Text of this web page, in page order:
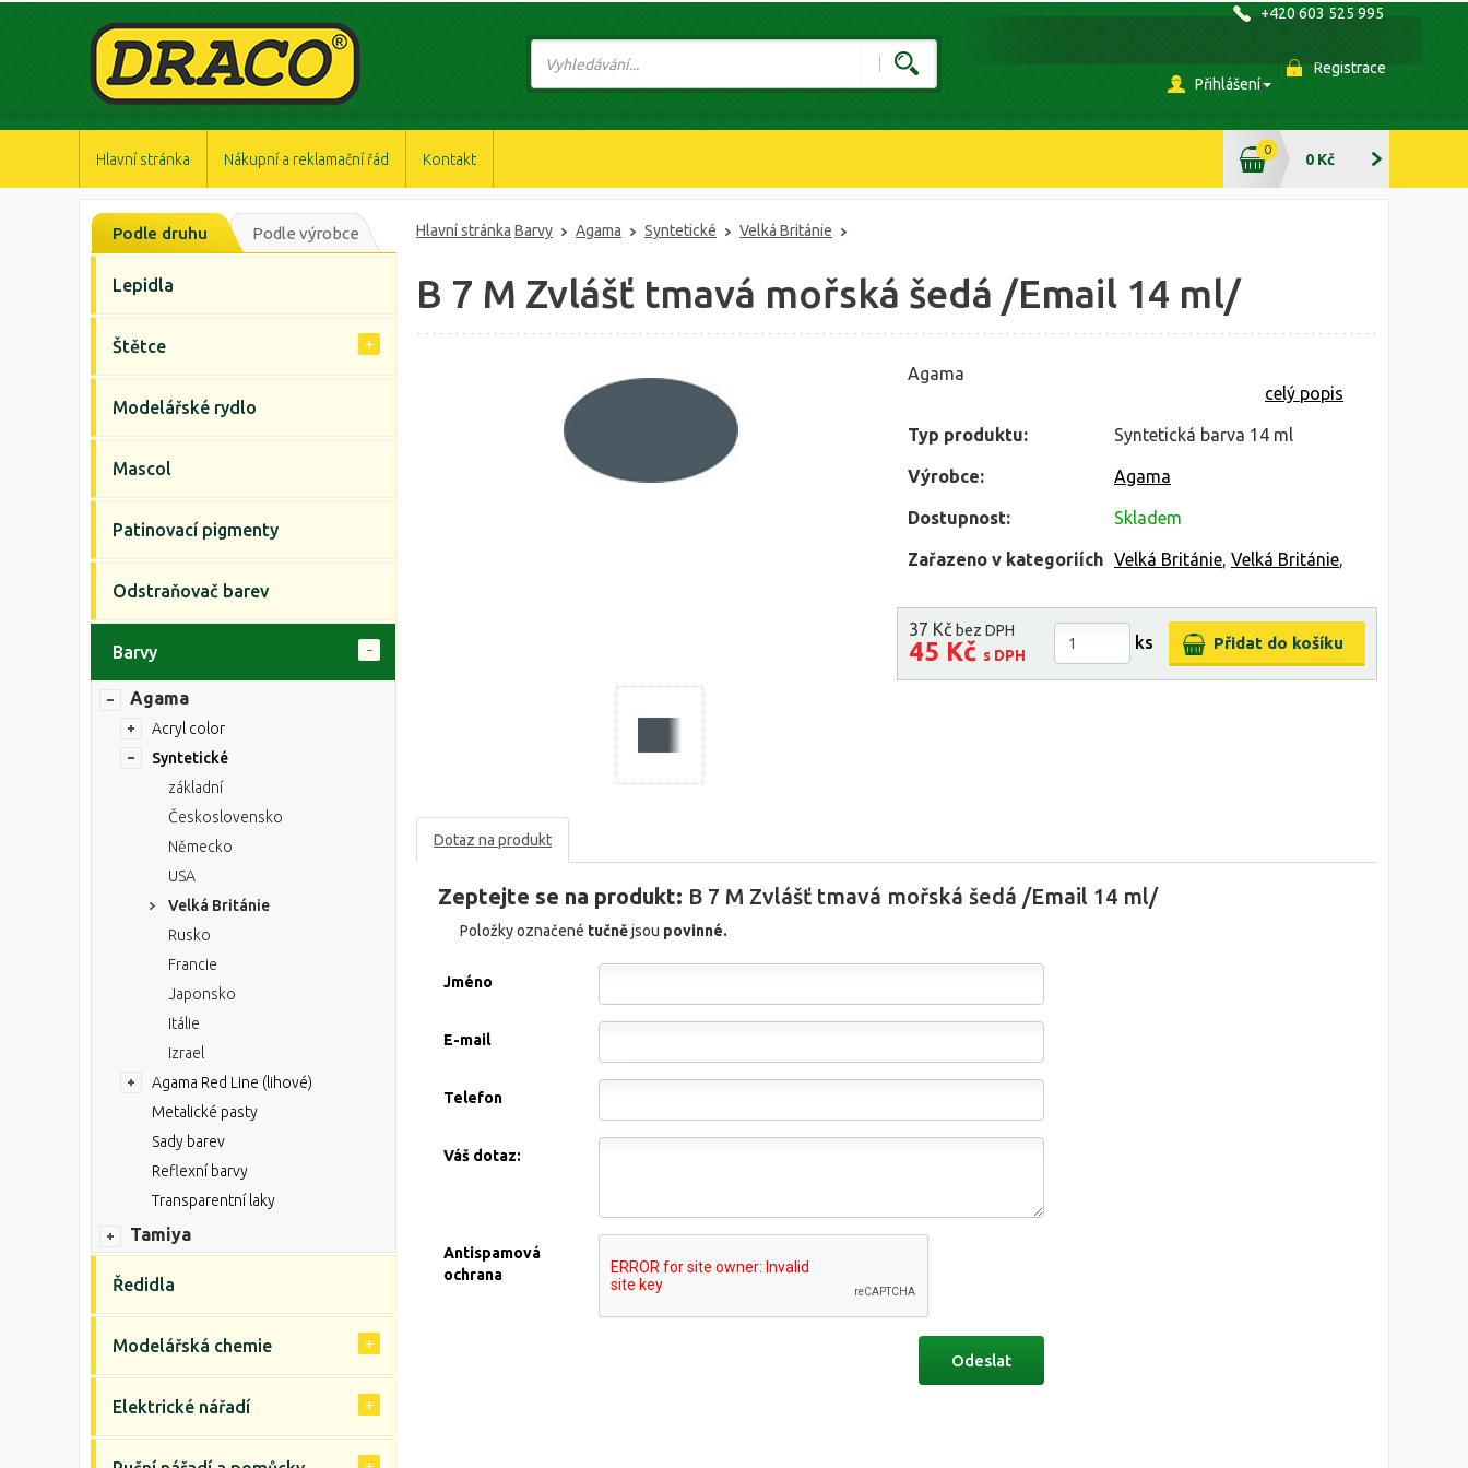
+420 603 525 995
Přihlášení
Registrace
Hlavní stránka Nákupní a reklamační řád Kontakt
0
0 Kč
Hlavní stránka Barvy Agama Syntetické Velká Británie
B 7 M Zvlášť tmavá mořská šedá /Email 14 ml/
Agama
celý popis
Typ produktu: Syntetická barva 14 ml
Výrobce: Agama
Dostupnost: Skladem
Zařazeno v kategoriích Velká Británie, Velká Británie,
37 Kč bez DPH
45 Kč s DPH
ks
Dotaz na produkt
Zeptejte se na produkt: B 7 M Zvlášť tmavá mořská šedá /Email 14 ml/
Položky označené tučnějsou povinné.
Jméno
E-mail
Telefon
Váš dotaz:
Antispamová
ochrana
Podle druhu Podle výrobce
Lepidla
Štětce
Modelářské rydlo
Mascol
Patinovací pigmenty
Odstraňovač barev
Barvy
Agama
Acryl color
Syntetické
základní
Československo
Německo
USA
Velká Británie
Rusko
Francie
Japonsko
Itálie
Izrael
Agama Red Line (lihové)
Metalické pasty
Sady barev
Reflexní barvy
Transparentní laky
Tamiya
Ředidla
Modelářská chemie
Elektrické nářadí